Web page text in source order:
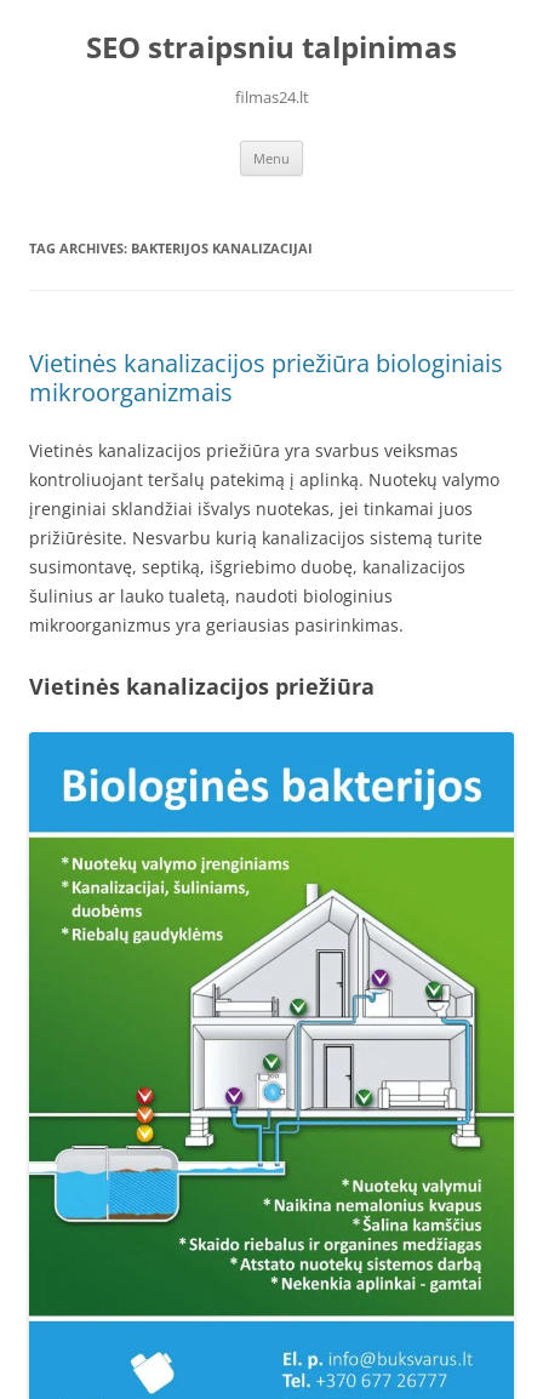
contentSEO straipsniu talpinimas
filmas24.lt
Menu
TAG ARCHIVES: BAKTERIJOS KANALIZACIJAI
Vietinės kanalizacijos priežiūra biologiniais
mikroorganizmais
Vietinės kanalizacijos priežiūra yra svarbus veiksmas
kontroliuojant teršalų patekimą į aplinką. Nuotekų valymo
įrenginiai sklandžiai išvalys nuotekas, jei tinkamai juos
prižiūrėsite. Nesvarbu kurią kanalizacijos sistemą turite
susimontavę, septiką, išgriebimo duobę, kanalizacijos
šulinius ar lauko tualetą, naudoti biologinius
mikroorganizmus yra geriausias pasirinkimas.
Vietinės kanalizacijos priežiūra